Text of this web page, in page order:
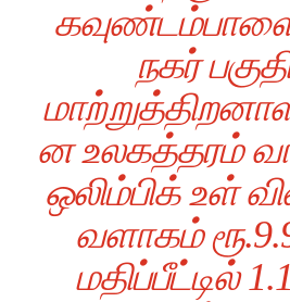
நகர்
ன உலகத்தரம்
ஒலிம்பிக் உள்
வளாகம்
மதிப்பீட்டில்